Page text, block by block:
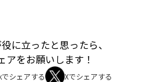
に立ったと思ったら、
アをお願いします！
シェアする Xでシェアする